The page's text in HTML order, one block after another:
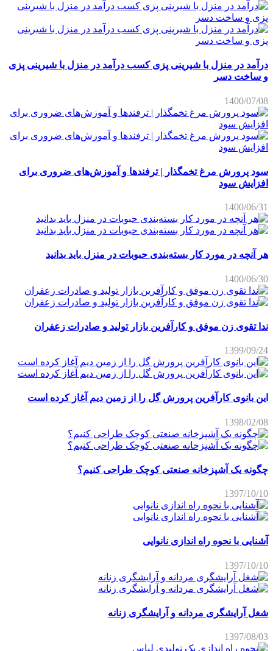
درآمد در منزل با شیرینی پزی کسب درآمد در منزل با شیرینی پزی
و ساخت دسر
1400/07/08
سود پرورش مرغ تخمگذار | ترفندها و آموزش‌های ضروری برای
افزایش سود
1400/06/31
هر آنچه در مورد کار بسته‌بندی حبوبات در منزل باید بدانید
1400/06/30
ندا تقوی زن موفق و کارآفرین بازار تولید و صادرات زعفران
1399/09/24
این بانوی کارآفرین پرورش گل را از زمین دیم آغاز کرده است
1398/02/08
چگونه یک آشپزخانه صنعتی کوچک طراحی کنیم؟
1397/10/10
آشنایی با نحوه راه اندازی نانوایی
1397/10/10
شغل آرایشگری مردانه و آرایشگری زنانه
1397/08/03